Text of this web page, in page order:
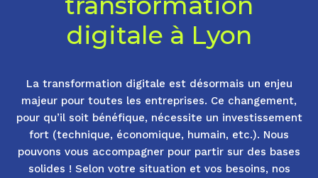
digitale à Lyon
La transformation digitale est désormais un enjeu
majeur pour toutes les entreprises. Ce changement,
pour qu’il soit bénéfique, nécessite un investissement
fort (technique, économique, humain, etc.). Nous
pouvons vous accompagner pour partir sur des bases
solides ! Selon votre situation et vos besoins, nos